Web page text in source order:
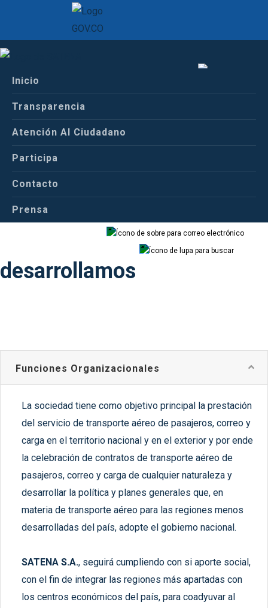
Inicio
Transparencia
Atención Al Ciudadano
Participa
Contacto
Prensa
Inicio
Conoce a Satena
Que actividades
desarrollamos
Funciones Organizacionales
La sociedad tiene como objetivo principal la prestación
del servicio de transporte aéreo de pasajeros, correo y
carga en el territorio nacional y en el exterior y por ende
la celebración de contratos de transporte aéreo de
pasajeros, correo y carga de cualquier naturaleza y
desarrollar la política y planes generales que, en
materia de transporte aéreo para las regiones menos
desarrolladas del país, adopte el gobierno nacional.
SATENA S.A., seguirá cumpliendo con si aporte social,
con el fin de integrar las regiones más apartadas con
los centros económicos del país, para coadyuvar al